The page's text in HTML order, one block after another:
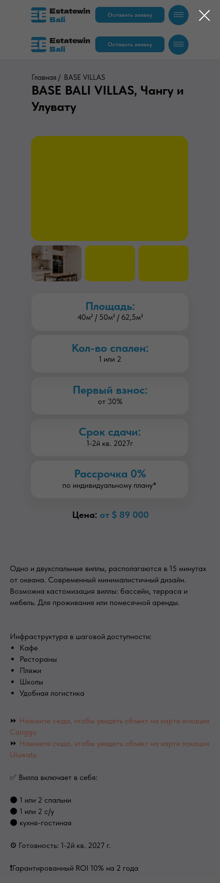
RU EN
Оставить заявку
Оставить заявку
Главная / BASE VILLAS
Площадь:
Цена: от $ 89 000
40м² / 50м² / 62,5м²
Срок сдачи:
1-2й кв. 2027г
Первый взнос:
от 30%
Рассрочка 0%
по индивидуальному плану*
BASE BALI VILLAS, Чангу и
Улувату
Кол-во спален:
1 или 2
Одно и двухспальные виллы, располагаются в 15 минутах
от океана. Современный минималистичный дизайн.
Возможна кастомизация виллы: бассейн, терраса и
мебель. Для проживания или помесячной аренды.
Инфраструктура в шаговой доступности:
Кафе
Рестораны
Пляжи
Школы
Удобная логистика
⏩ Нажмите сюда, чтобы увидеть объект на карте локация
Canggu
⏩ Нажмите сюда, чтобы увидеть объект на карте локация
Uluwatu
✅ Вилла включает в себя:
⚫ 1 или 2 спальни
⚫ 1 или 2 с/у
⚫ кухня-гостиная
⚙ Готовность: 1-2й кв. 2027 г.
❗️Гарантированный ROI 10% на 2 года